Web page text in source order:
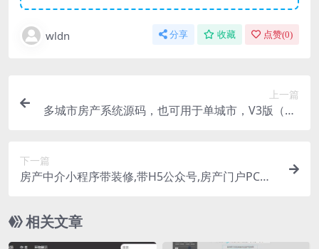
wldn 分享 收藏 点赞(0)
上一篇
多城市房产系统源码，也可用于单城市，V3版（PC
下一篇
房产中介小程序带装修,带H5公众号,房产门户PC网
相关文章